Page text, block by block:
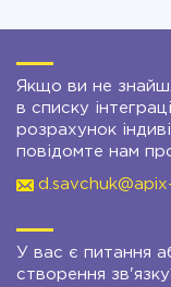
Якщо ви не
в списку
розрахунок
повідомте нам
У вас є питання
створення